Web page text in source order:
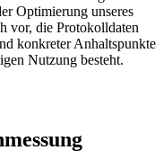
Optimierung unseres
vor, die Protokolldaten
konkreter Anhaltspunkte
Nutzung besteht.